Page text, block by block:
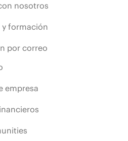
nosotros
y formación
por correo
empresa